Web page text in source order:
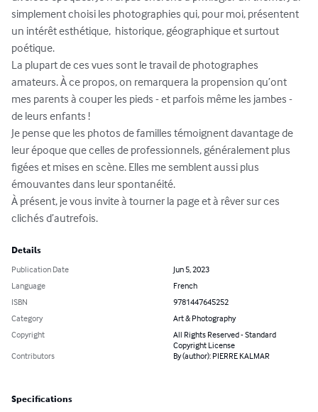
simplement choisi les photographies qui, pour moi, présentent
un intérêt esthétique,  historique, géographique et surtout
poétique.
La plupart de ces vues sont le travail de photographes
amateurs. À ce propos, on remarquera la propension qu’ont
mes parents à couper les pieds - et parfois même les jambes -
de leurs enfants !
Je pense que les photos de familles témoignent davantage de
leur époque que celles de professionnels, généralement plus
figées et mises en scène. Elles me semblent aussi plus
émouvantes dans leur spontanéité.
À présent, je vous invite à tourner la page et à rêver sur ces
clichés d’autrefois.
Details
Publication Date
Jun 5, 2023
Language
French
ISBN
9781447645252
Category
Art & Photography
Copyright
All Rights Reserved - Standard
Copyright License
Contributors
By (author): PIERRE KALMAR
Specifications